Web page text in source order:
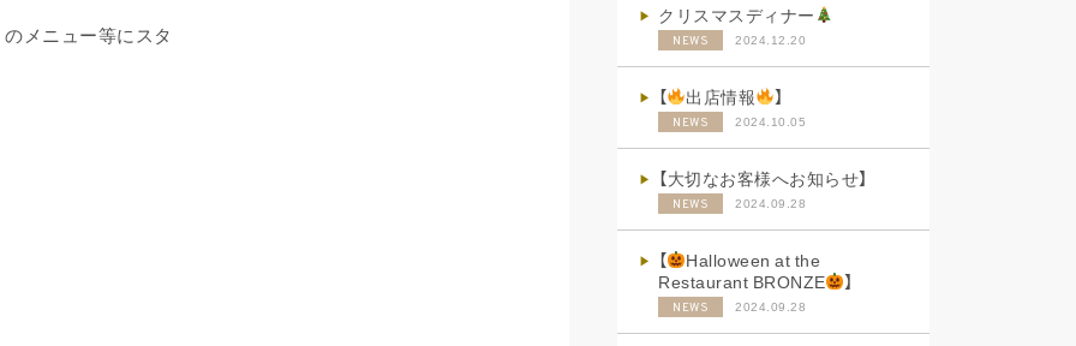
メニュー等にスタ
クリスマスディナー
NEWS 2024.12.20
【 出店情報 】
NEWS 2024.10.05
【大切なお客様へお知らせ】
NEWS 2024.09.28
【
Halloween at the
Restaurant BRONZE
】
NEWS 2024.09.28